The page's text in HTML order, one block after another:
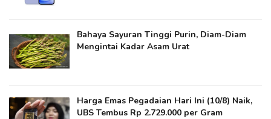
Bahaya Sayuran Tinggi Purin, Diam-Diam
Mengintai Kadar Asam Urat
Harga Emas Pegadaian Hari Ini (10/8) Naik,
UBS Tembus Rp 2.729.000 per Gram